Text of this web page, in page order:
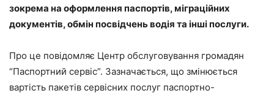
зокрема на оформлення паспортів, міграційних
документів, обмін посвідчень водія та інші послуги.
Про це повідомляє Центр обслуговування громадян
“Паспортний сервіс”. Зазначається, що змінюється
вартість пакетів сервісних послуг паспортно-